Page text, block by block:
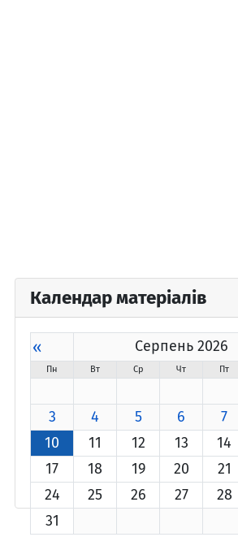
Календар матеріалів
« Серпень 2026
Пн Вт Ср Чт Пт
3
4 5 6 7
10
11 12 13 14
17
18 19 20 21
24
25 26 27 28
31